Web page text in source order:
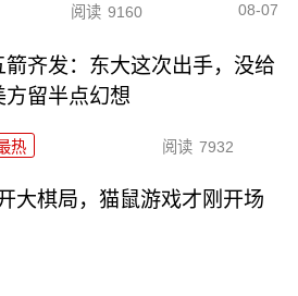
阅读 9160 08-07
箭齐发：东大这次出手，没给
方留半点幻想
热 阅读 7932
大棋局，猫鼠游戏才刚开场